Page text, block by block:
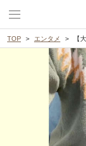
TOP エンタメ 【大